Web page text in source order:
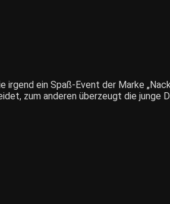
irgend ein Spaß-Event der Marke
zum anderen überzeugt die junge